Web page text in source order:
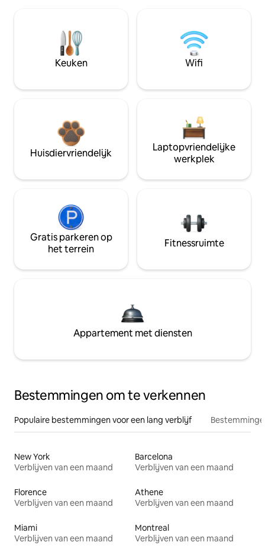
Keuken Wifi
Huisdiervriendelijk
Laptopvriendelijke
werkplek
Gratis parkeren op
het terrein
Fitnessruimte
Appartement met diensten
Bestemmingen om te verkennen
Populaire bestemmingen voor een lang verblijf
New York
Verblijven van een maand
Barcelona
Verblijven van een maand
Florence
Verblijven van een maand
Athene
Verblijven van een maand
Miami
Verblijven van een maand
Montreal
Verblijven van een maand